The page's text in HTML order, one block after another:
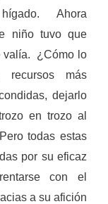
Ahora
niño tuvo que
valía. ¿Cómo lo
más
dejarlo
en trozo al
todas estas
por su eficaz
con el
a su afición